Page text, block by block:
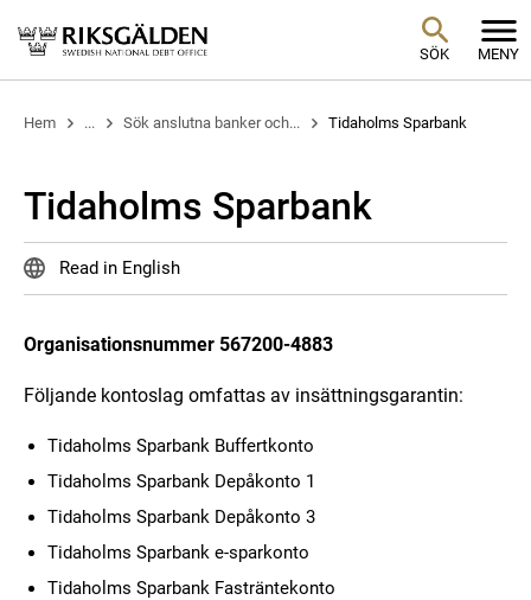
SÖK MENY
Hem ... Sök anslutna banker och... Tidaholms Sparbank
Tidaholms Sparbank
Read in English
Organisationsnummer 567200-4883
Följande kontoslag omfattas av insättningsgarantin:
Tidaholms Sparbank Buffertkonto
Tidaholms Sparbank Depåkonto 1
Tidaholms Sparbank Depåkonto 3
Tidaholms Sparbank e-sparkonto
Tidaholms Sparbank Fasträntekonto